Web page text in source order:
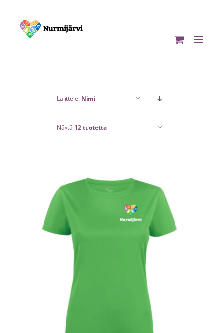
content
Lajittele: Nimi
Näytä 12 tuotetta
VALITSE VAIHTOEHDOISTA LISÄTIEDOT